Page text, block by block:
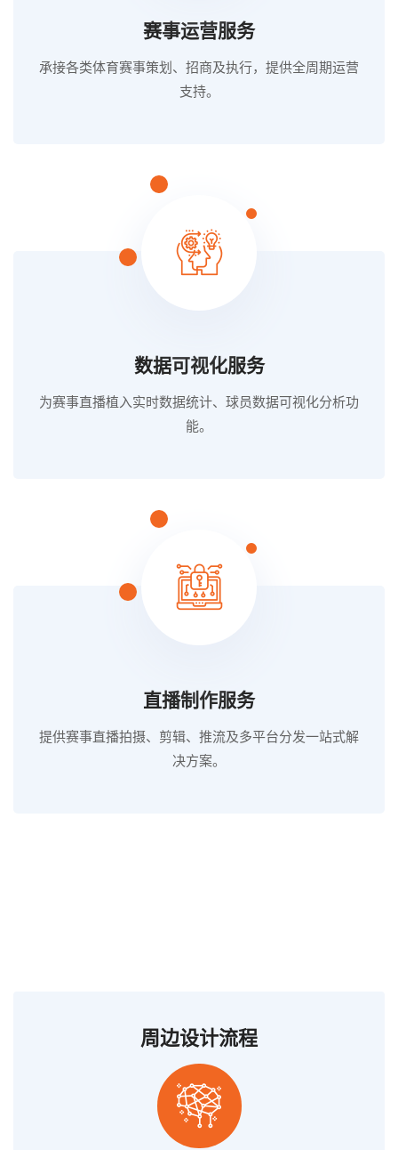
赛事运营服务
承接各类体育赛事策划、招商及执行，提供全周期运营
支持。
数据可视化服务
为赛事直播植入实时数据统计、球员数据可视化分析功
能。
直播制作服务
提供赛事直播拍摄、剪辑、推流及多平台分发一站式解
决方案。
周边设计流程